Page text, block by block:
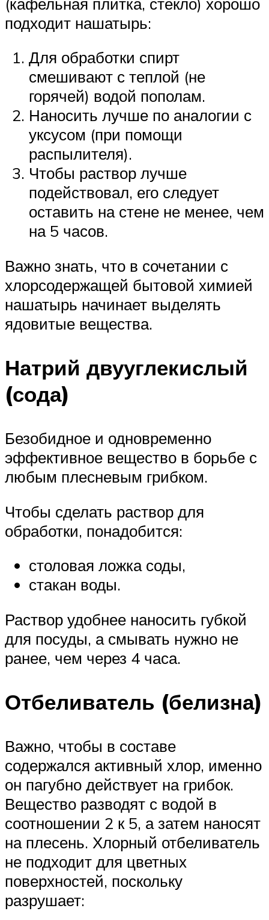
подходит нашатырь:
Для обработки спирт
смешивают с теплой (не
горячей) водой пополам.
Наносить лучше по аналогии с
уксусом (при помощи
распылителя).
Чтобы раствор лучше
подействовал, его следует
оставить на стене не менее, чем
на 5 часов.
Важно знать, что в сочетании с
хлорсодержащей бытовой химией
нашатырь начинает выделять
ядовитые вещества.
Натрий двууглекислый
(сода)
Безобидное и одновременно
эффективное вещество в борьбе с
любым плесневым грибком.
Чтобы сделать раствор для
обработки, понадобится:
столовая ложка соды,
стакан воды.
Раствор удобнее наносить губкой
для посуды, а смывать нужно не
ранее, чем через 4 часа.
Отбеливатель (белизна)
Важно, чтобы в составе
содержался активный хлор, именно
он пагубно действует на грибок.
Вещество разводят с водой в
соотношении 2 к 5, а затем наносят
на плесень. Хлорный отбеливатель
не подходит для цветных
поверхностей, поскольку
разрушает: